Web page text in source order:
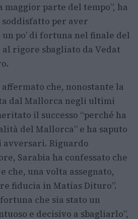
parte del tempo”, ha
per aver
po’ di fortuna nel finale del
rigore sbagliato da Vedat
che, nonostante la
dal Mallorca negli ultimi
il successo “perché ha
del Mallorca” e ha saputo
Riguardo
Sarabia ha confessato che
che, una volta assegnato,
fiducia in Matías Dituro”.
che sia stato un
e decisivo a sbagliarlo”,